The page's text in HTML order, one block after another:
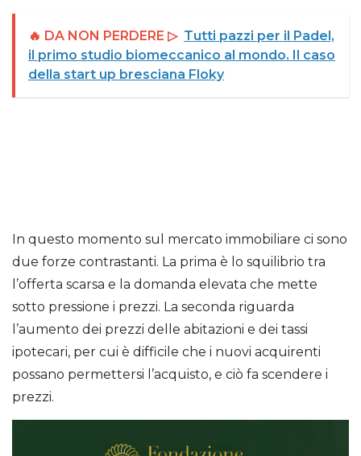
🔥 DA NON PERDERE ▷ Tutti pazzi per il Padel,
il primo studio biomeccanico al mondo. Il caso
della start up bresciana Floky
In questo momento sul mercato immobiliare ci sono
due forze contrastanti. La prima è lo squilibrio tra
l’offerta scarsa e la domanda elevata che mette
sotto pressione i prezzi. La seconda riguarda
l’aumento dei prezzi delle abitazioni e dei tassi
ipotecari, per cui è difficile che i nuovi acquirenti
possano permettersi l’acquisto, e ciò fa scendere i
prezzi.